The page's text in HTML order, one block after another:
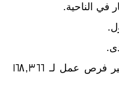
في الناحية.
- توفير مياه الشرب والري وتوفير فرص عمل لـ 168,366